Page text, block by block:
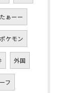
ぁーー
ポケモン
外国
フ